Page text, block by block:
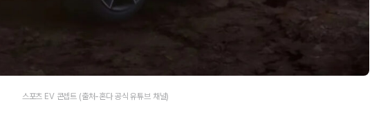
스포츠 EV 콘셉트 (출처-혼다 공식 유튜브 채널)